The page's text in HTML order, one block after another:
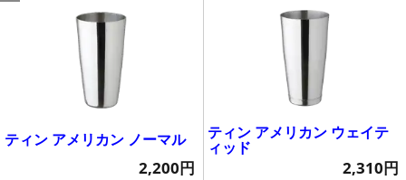
ティン アメリカン ノーマル
2,200円
ティン アメリカン ウェイテ
ィッド
2,310円